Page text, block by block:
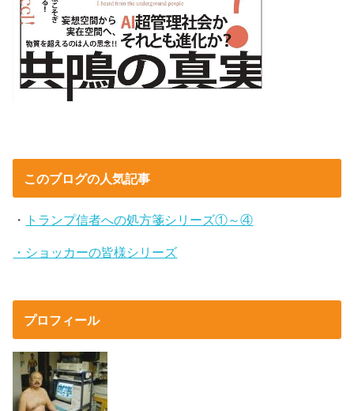
このブログの人気記事
・ トランプ信者への処方箋シリーズ①～④
・ショッカーの皆様シリーズ
プロフィール